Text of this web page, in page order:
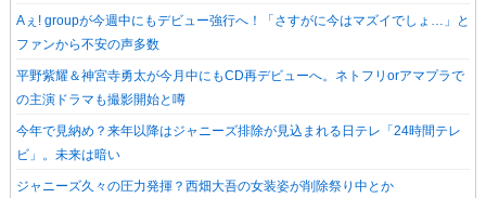
Aぇ! groupが今週中にもデビュー強行へ！「さすがに今はマズイでしょ…」と
ファンから不安の声多数
平野紫耀＆神宮寺勇太が今月中にもCD再デビューへ。ネトフリorアマプラで
の主演ドラマも撮影開始と噂
今年で見納め？来年以降はジャニーズ排除が見込まれる日テレ「24時間テレ
ビ」。未来は暗い
ジャニーズ久々の圧力発揮？西畑大吾の女装姿が削除祭り中とか